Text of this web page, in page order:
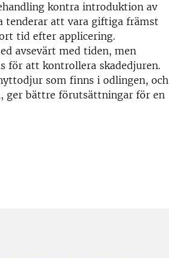
kontra introduktion av
tenderar att vara giftiga främst
tid efter applicering.
avsevärt med tiden, men
för att kontrollera skadedjuren.
som finns i odlingen, och
ger bättre förutsättningar för en